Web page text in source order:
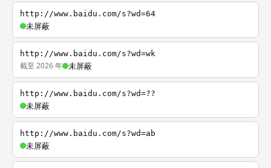
http://www.baidu.com/s?wd=64
未屏蔽
http://www.baidu.com/s?wd=wk
截至 2026 年 未屏蔽
http://www.baidu.com/s?wd=??
未屏蔽
http://www.baidu.com/s?wd=ab
未屏蔽